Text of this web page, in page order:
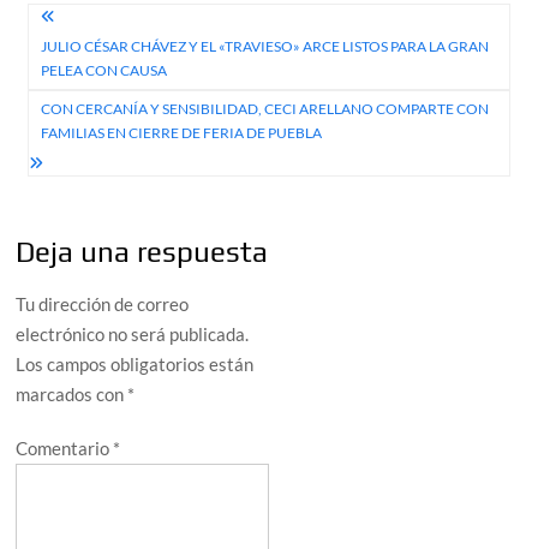
Navegación
de
entradas
JULIO CÉSAR CHÁVEZ Y EL «TRAVIESO» ARCE LISTOS PARA LA GRAN
PELEA CON CAUSA
CON CERCANÍA Y SENSIBILIDAD, CECI ARELLANO COMPARTE CON
FAMILIAS EN CIERRE DE FERIA DE PUEBLA
Deja una respuesta
Tu dirección de correo
electrónico no será publicada.
Los campos obligatorios están
marcados con *
Comentario *